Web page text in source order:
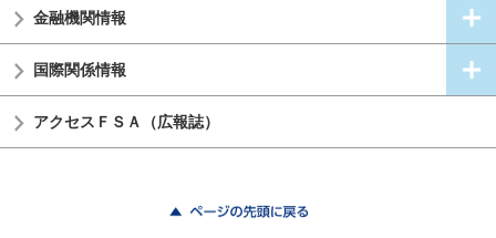
金融機関情報
国際関係情報
アクセスＦＳＡ（広報誌）